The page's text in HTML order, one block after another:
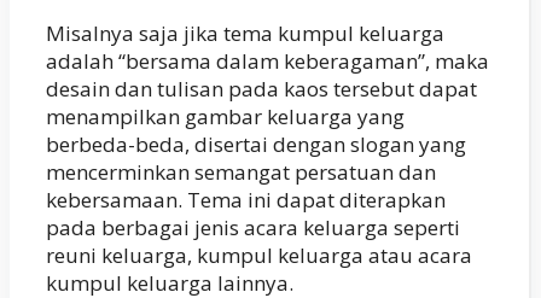
Misalnya saja jika tema kumpul keluarga
adalah “bersama dalam keberagaman”, maka
desain dan tulisan pada kaos tersebut dapat
menampilkan gambar keluarga yang
berbeda-beda, disertai dengan slogan yang
mencerminkan semangat persatuan dan
kebersamaan. Tema ini dapat diterapkan
pada berbagai jenis acara keluarga seperti
reuni keluarga, kumpul keluarga atau acara
kumpul keluarga lainnya.